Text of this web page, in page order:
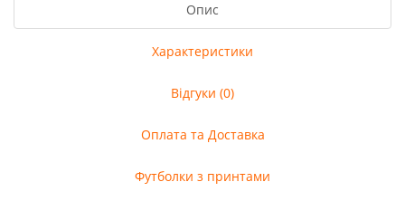
Опис
Характеристики
Відгуки (0)
Оплата та Доставка
Футболки з принтами